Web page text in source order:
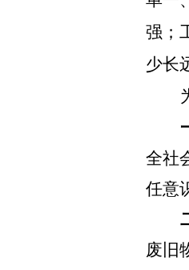
强；
少长
全社
任意
废旧